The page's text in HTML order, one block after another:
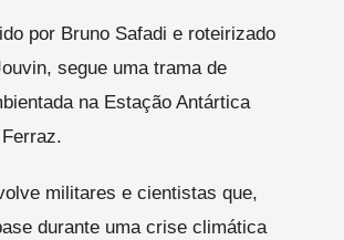
por Bruno Safadi e roteirizado
segue uma trama de
na Estação Antártica
militares e cientistas que,
durante uma crise climática